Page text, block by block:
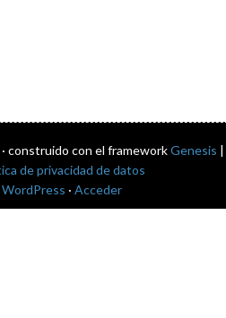
construido con el frameworkGenesis |
de privacidad de datos
WordPress · Acceder